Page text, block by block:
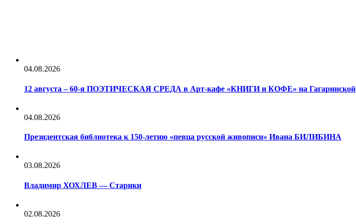
04.08.2026
12 августа – 60-я ПОЭТИЧЕСКАЯ СРЕДА в Арт-кафе «КНИГИ и КОФЕ» на Гагаринской
04.08.2026
Президентская библиотека к 150-летию «певца русской живописи» Ивана БИЛИБИНА
03.08.2026
Владимир ХОХЛЕВ — Старики
02.08.2026